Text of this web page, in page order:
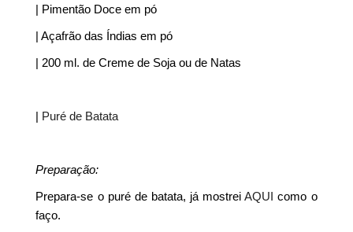
| Pimentão Doce em pó
| Açafrão das Índias em pó
| 200 ml. de Creme de Soja ou de Natas
| Puré de Batata
Preparação:
Prepara-se o puré de batata, já mostreiAQUI como o
faço.